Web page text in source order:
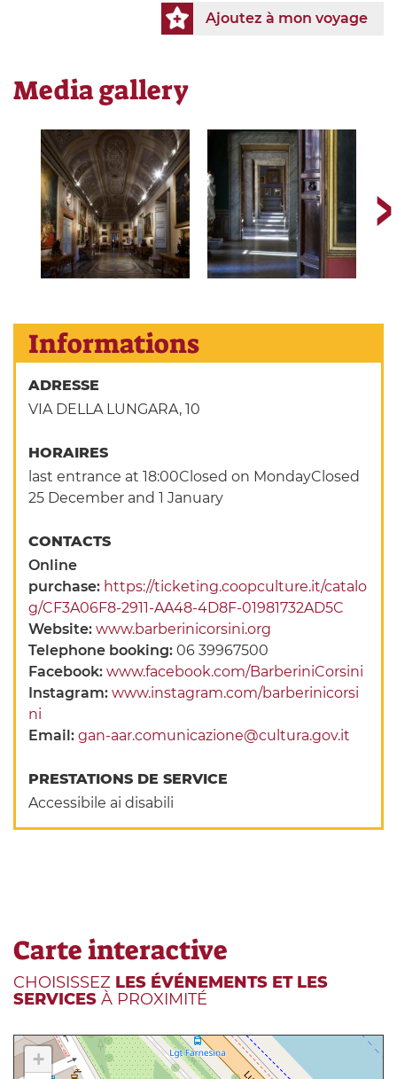
Ajoutez à mon voyage
Media gallery
Informations
ADRESSE
VIA DELLA LUNGARA, 10
HORAIRES
last entrance at 18:00Closed on MondayClosed
25 December and 1 January
CONTACTS
Online
purchase: https://ticketing.coopculture.it/catalo
g/CF3A06F8-2911-AA48-4D8F-01981732AD5C
Website:www.barberinicorsini.org
Telephone booking:06 39967500
Facebook:www.facebook.com/BarberiniCorsini
Instagram:www.instagram.com/barberinicorsi
ni
Email:gan-aar.comunicazione@cultura.gov.it
PRESTATIONS DE SERVICE
Accessibile ai disabili
Carte interactive
CHOISISSEZ LES ÉVÉNEMENTS ET LES
SERVICES À PROXIMITÉ
+